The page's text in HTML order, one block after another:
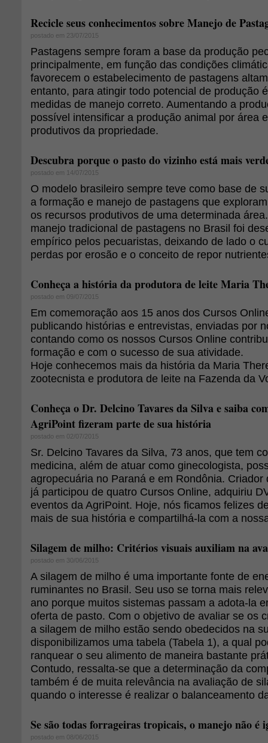
Recicle seus conhecimentos sobre Manejo de
postado em 23/07/2015
Pastagens sempre foram a base da produção
principalmente, em função das condições
favorecem o estabelecimento de pastagens
entanto, para atingir todo potencial de produção
medidas de manejo correto. Aumentando a
possível intensificar a produção animal por área
produtivos da propriedade.
Descubra porque o pasto do vizinho está mais
postado em 14/07/2015
O modelo brasileiro sempre teve como base de
a formação e manejo de pastagens que
os recursos produtivos de uma determinada
manejo tradicional de pastagens no Brasil foi
empírico pelos pecuaristas, deixando de lado o
perdas por erosão e o conceito de repor
Conheça a história da produtora de leite Maria
postado em 09/07/2015
Em comemoração aos 15 anos dos Cursos
publicando histórias e entrevistas, enviadas por
contando como os nossos Cursos Online
formação e com o sucesso de sua atividade.
Hoje conhecemos mais da história da Maria
zootecnista e produtora de leite na Fazenda da
Conheça o Dr. Delcino Tavares da Silva e saiba
AgriPoint fizeram parte de sua história
postado em 02/07/2015
Sr. Delcino Tavares da Silva, 73 anos, que tem
medicina, além de atuar como ginecologista,
agropecuária no Paraná e em Rondônia. Criador
já participou de quatro Cursos Online, adquiriu
eventos da AgriPoint. Hoje, nós ficamos felizes
mais de sua história e compartilhá-la com a
Silagem de milho: Critérios visuais auxiliam na
postado em 30/06/2015
A silagem de milho é uma importante fonte de
ruminantes no Brasil. Seu uso se torna mais
ano porque muitos sistemas passam a adota-la
oferta de pasto. Com o objetivo de avaliar se os
a silagem de milho estão sendo obedecidos na
disponibilizamos uma tabela (Tabela 1), a qual
ranquear o seu alimento de maneira bastante
Contudo, ressalta-se que a determinação da
também é de muita relevância na avaliação de
quando o interesse é realizar o balanceamento
Se são todas forrageiras tropicais, o manejo não é
postado em 08/06/2015